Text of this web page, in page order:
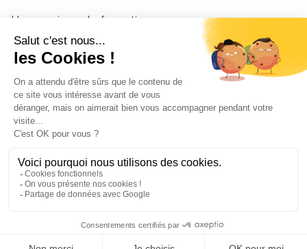
Un organisme de formation
Un conseiller
© 2026 - Côté Formations - par Via Compétences
Menu Pied de page
Mentions Légales
Politique de confidentialité